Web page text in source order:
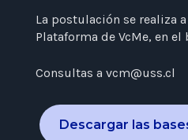
La postulación se realiza
Plataforma de VcMe, en el
Consultas a vcm@uss.cl
Descargar las